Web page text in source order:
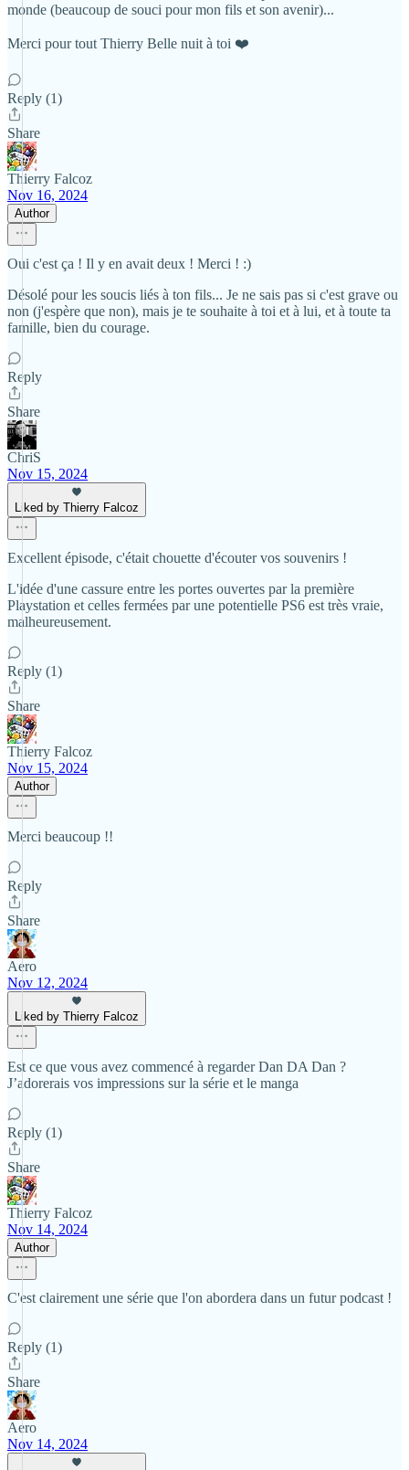
monde (beaucoup de souci pour mon fils et son avenir)...
Merci pour tout Thierry Belle nuit à toi ❤️
Reply (1)
Share
Thierry Falcoz
Nov 16, 2024
Author
Oui c'est ça ! Il y en avait deux ! Merci ! :)
Désolé pour les soucis liés à ton fils... Je ne sais pas si c'est grave ou
non (j'espère que non), mais je te souhaite à toi et à lui, et à toute ta
famille, bien du courage.
Reply
Share
ChriS
Nov 15, 2024
Liked by Thierry Falcoz
Excellent épisode, c'était chouette d'écouter vos souvenirs !
L'idée d'une cassure entre les portes ouvertes par la première
Playstation et celles fermées par une potentielle PS6 est très vraie,
malheureusement.
Reply (1)
Share
Thierry Falcoz
Nov 15, 2024
Author
Merci beaucoup !!
Reply
Share
Aero
Nov 12, 2024
Liked by Thierry Falcoz
Est ce que vous avez commencé à regarder Dan DA Dan ?
J’adorerais vos impressions sur la série et le manga
Reply (1)
Share
Thierry Falcoz
Nov 14, 2024
Author
C'est clairement une série que l'on abordera dans un futur podcast !
Reply (1)
Share
Aero
Nov 14, 2024